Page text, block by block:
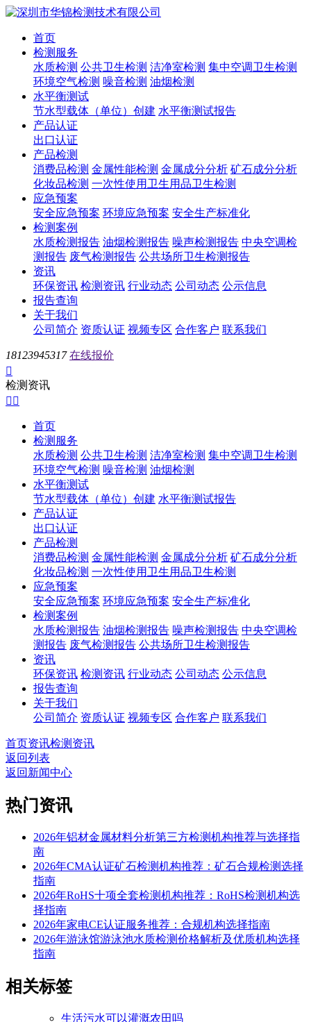
首页
检测服务
水质检测 公共卫生检测 洁净室检测 集中空调卫生检测
环境空气检测 噪音检测 油烟检测
水平衡测试
节水型载体（单位）创建 水平衡测试报告
产品认证
出口认证
产品检测
消费品检测 金属性能检测 金属成分分析 矿石成分分析
化妆品检测 一次性使用卫生用品卫生检测
应急预案
安全应急预案 环境应急预案 安全生产标准化
检测案例
水质检测报告 油烟检测报告 噪声检测报告 中央空调检
测报告 废气检测报告 公共场所卫生检测报告
资讯
环保资讯 检测资讯 行业动态 公司动态 公示信息
报告查询
关于我们
公司简介 资质认证 视频专区 合作客户 联系我们
18123945317 在线报价

检测资讯
 
首页
检测服务
水质检测 公共卫生检测 洁净室检测 集中空调卫生检测
环境空气检测 噪音检测 油烟检测
水平衡测试
节水型载体（单位）创建 水平衡测试报告
产品认证
出口认证
产品检测
消费品检测 金属性能检测 金属成分分析 矿石成分分析
化妆品检测 一次性使用卫生用品卫生检测
应急预案
安全应急预案 环境应急预案 安全生产标准化
检测案例
水质检测报告 油烟检测报告 噪声检测报告 中央空调检
测报告 废气检测报告 公共场所卫生检测报告
资讯
环保资讯 检测资讯 行业动态 公司动态 公示信息
报告查询
关于我们
公司简介 资质认证 视频专区 合作客户 联系我们
首页资讯检测资讯
返回列表
返回新闻中心
热门资讯
2026年铝材金属材料分析第三方检测机构推荐与选择指
南
2026年CMA认证矿石检测机构推荐：矿石合规检测选择
指南
2026年RoHS十项全套检测机构推荐：RoHS检测机构选
择指南
2026年家电CE认证服务推荐：合规机构选择指南
2026年游泳馆游泳池水质检测价格解析及优质机构选择
指南
相关标签
生活污水可以灌溉农田吗